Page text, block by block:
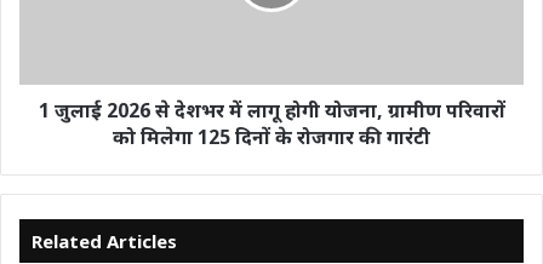
1 जुलाई 2026 से देशभर में लागू होगी योजना, ग्रामीण परिवारों
को मिलेगा 125 दिनों के रोजगार की गारंटी
Related Articles